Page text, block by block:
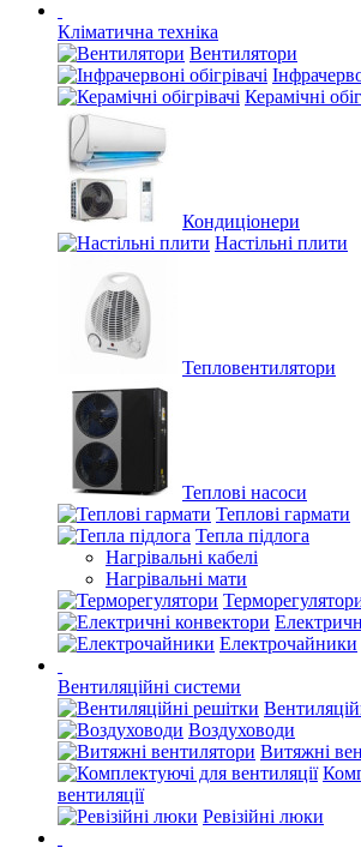
Кліматична техніка
Вентилятори
Керамічні
Кондиціонери
Настільні плити
Тепловентилятори
Теплові насоси
Теплові гармати
Тепла підлога
Нагрівальні кабелі
Нагрівальні мати
Електрочайники
Вентиляційні системи
Воздуховоди
Витяжні
вентиляції
Ревізійні люки